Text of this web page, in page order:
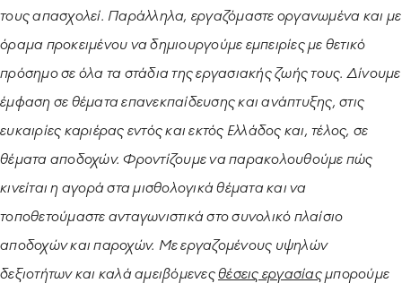
τους απασχολεί. Παράλληλα, εργαζόμαστε οργανωμένα και με
όραμα προκειμένου να δημιουργούμε εμπειρίες με θετικό
πρόσημο σε όλα τα στάδια της εργασιακής ζωής τους. Δίνουμε
έμφαση σε θέματα επανεκπαίδευσης και ανάπτυξης, στις
ευκαιρίες καριέρας εντός και εκτός Ελλάδος και, τέλος, σε
θέματα αποδοχών. Φροντίζουμε να παρακολουθούμε πώς
κινείται η αγορά στα μισθολογικά θέματα και να
τοποθετούμαστε ανταγωνιστικά στο συνολικό πλαίσιο
αποδοχών και παροχών. Με εργαζομένους υψηλών
δεξιοτήτων και καλά αμειβόμενεςθέσεις εργασίαςμπορούμε